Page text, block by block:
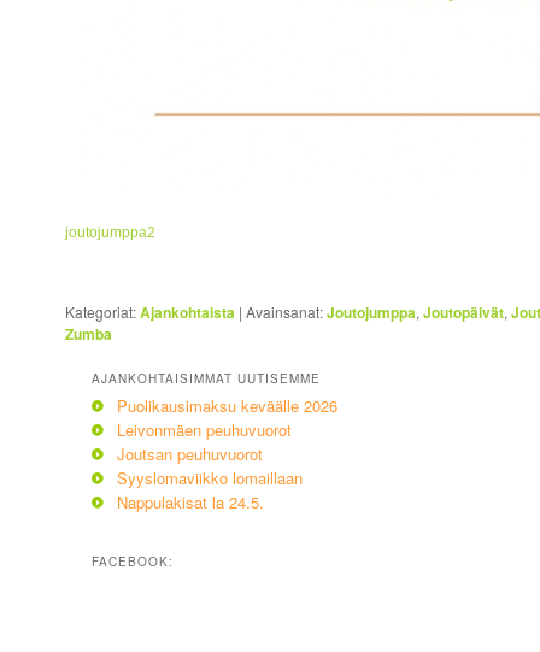
joutojumppa2
Kategoriat:Ajankohtaista |Avainsanat:Joutojumppa,Joutopäivät,
Zumba
AJANKOHTAISIMMAT UUTISEMME
Puolikausimaksu keväälle 2026
Leivonmäen peuhuvuorot
Joutsan peuhuvuorot
Syyslomaviikko lomaillaan
Nappulakisat la 24.5.
FACEBOOK: